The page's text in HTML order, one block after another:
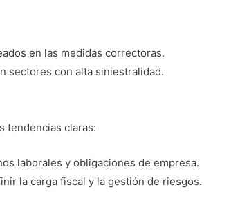
en las medidas correctoras.
sectores con alta siniestralidad.
tendencias claras:
laborales y obligaciones de empresa.
la carga fiscal y la gestión de riesgos.